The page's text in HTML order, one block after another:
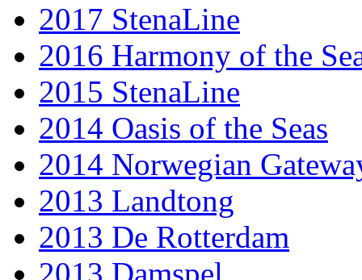
2017 StenaLine
2016 Harmony of the
2015 StenaLine
2014 Oasis of the Seas
2014 Norwegian
2013 Landtong
2013 De Rotterdam
2013 Damspel